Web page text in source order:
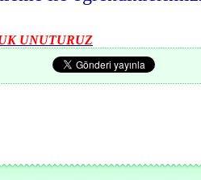
UNUTURUZ